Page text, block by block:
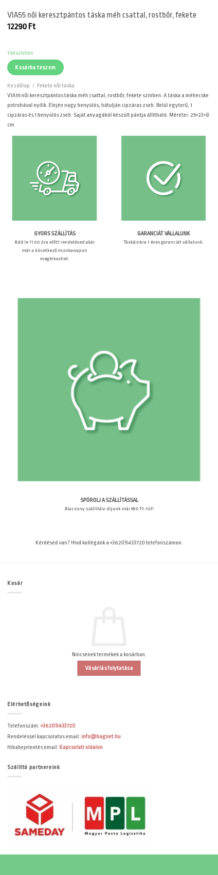
VIA55 női keresztpántos táska méh csattal, rostbőr, fekete
12290 Ft
1 készleten
Kosárba teszem
Kezdőlap / Fekete női táska
VIA55 női keresztpántos táska méh csattal, rostbőr, fekete színben. A táska a méhecske
potrohával nyílik. Elején nagy benyúlós, hátulján cipzáras zseb. Belül egyterű, 1
cipzáras és 1 benyúlós zseb. Saját anyagából készült pántja állítható. Méretei: 25×23×8
cm.
GYORS SZÁLLÍTÁS
Add le 11:00 óra előtt rendelésed akár
már a következő munkanapon
megérkezhet.
GARANCIÁT VÁLLALUNK
Táskáinkra 1 éves garanciát vállalunk.
SPÓROLJ A SZÁLLÍTÁSSAL
Alacsony szállítási díjunk már 890 Ft-tól!
Kérdésed van? Hívd kollégánk a +36209433720 telefonszámon.
Kosár
Nincsenek termékek a kosárban.
Vásárlás folytatása
Elérhetőségeink
Telefonszám: +36209433720
Rendeléssel kapcsolatos email: info@bagnet.hu
Hibabejelentés email: Kapcsolati oldalon
Szállító partnereink